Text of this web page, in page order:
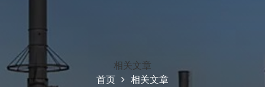
相关文章
首页
相关文章